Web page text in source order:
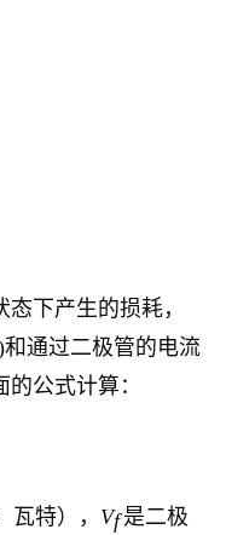
下产生的损耗，
通过二极管的电流
公式计算：
特）， Vf是二极